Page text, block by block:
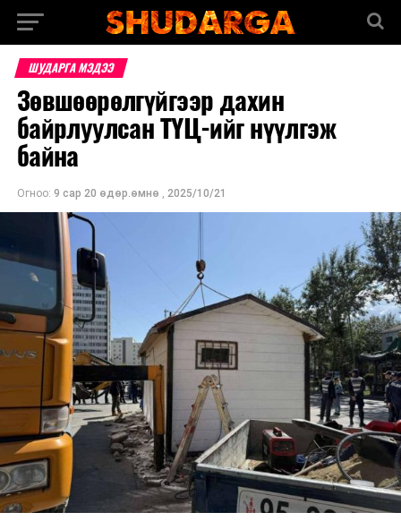
ШУДАРГА МЭДЭЭ
Зөвшөөрөлгүйгээр дахин
байрлуулсан ТҮЦ-ийг нүүлгэж
байна
Огноо: 9 сар 20 өдөр.өмнө , 2025/10/21